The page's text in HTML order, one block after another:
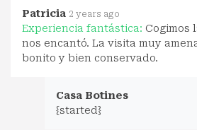
Patricia 2 years ago
Experiencia fantástica: Cogimos
nos encantó. La visita muy
bonito y bien conservado.
Casa Botines
{started}